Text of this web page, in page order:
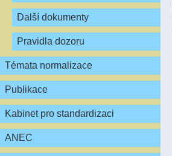
Další dokumenty
Pravidla dozoru
Témata normalizace
Publikace
Kabinet pro standardizaci
ANEC